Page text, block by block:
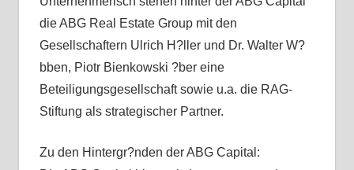
die ABG Real Estate Group mit den
Gesellschaftern Ulrich H?ller und Dr. Walter W?
bben, Piotr Bienkowski ?ber eine
Beteiligungsgesellschaft sowie u.a. die RAG-
Stiftung als strategischer Partner.
Zu den Hintergr?nden der ABG Capital: